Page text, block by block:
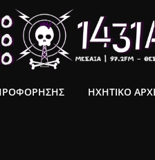
ΗΧΗΤΙΚΟ